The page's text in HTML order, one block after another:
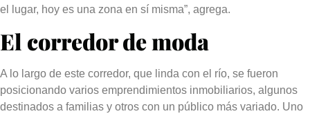
el lugar, hoy es una zona en sí misma”, agrega.
El corredor de moda
A lo largo de este corredor, que linda con el río, se fueron
posicionando varios emprendimientos inmobiliarios, algunos
destinados a familias y otros con un público más variado. Uno